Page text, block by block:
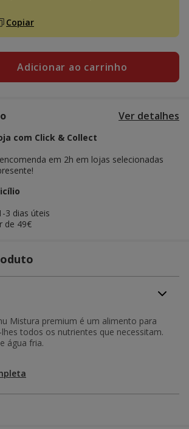
Copiar
Adicionar ao carrinho
Ver detalhes
com Click & Collect
em 2h em lojas selecionadas
3 dias úteis
de 49€
Mistura premium é um alimento para
todos os nutrientes que necessitam.
água fria.